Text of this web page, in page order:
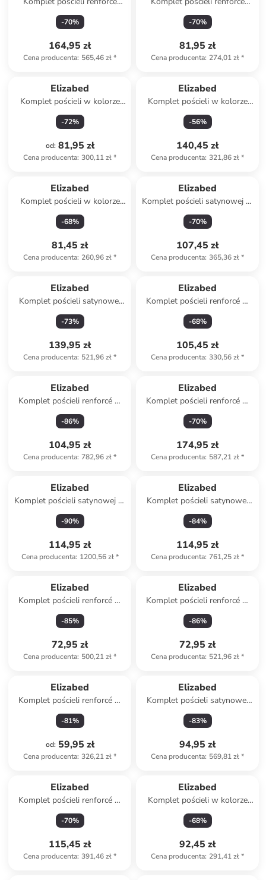
"Casual" w kolorze zielonym
-70%
164,95 zł
Cena producenta: 565,46 zł*
"Lendell" w kolorze białym
-70%
81,95 zł
Cena producenta: 274,01 zł*
Elizabed
Komplet pościeli w kolorze
szarym
-72%
od: 81,95 zł
Cena producenta: 300,11 zł*
Elizabed
Komplet pościeli w kolorze
szaro-białym
-56%
140,45 zł
Cena producenta: 321,86 zł*
Elizabed
Komplet pościeli w kolorze
biało-czerwonym
-68%
81,45 zł
Cena producenta: 260,96 zł*
Elizabed
Komplet pościeli satynowej w
kolorze szaro-białym
-70%
107,45 zł
Cena producenta: 365,36 zł*
Elizabed
Komplet pościeli satynowej
"Lilyum" w kolorze czarnym
-73%
139,95 zł
Cena producenta: 521,96 zł*
Elizabed
Komplet pościeli renforcé w
kolorze beżowym
-68%
105,45 zł
Cena producenta: 330,56 zł*
Elizabed
Komplet pościeli renforcé w
kolorze szarym
-86%
104,95 zł
Cena producenta: 782,96 zł*
Elizabed
Komplet pościeli renforcé w
kolorze kremowym
-70%
174,95 zł
Cena producenta: 587,21 zł*
Elizabed
Komplet pościeli satynowej w
kolorze białym
-90%
114,95 zł
Cena producenta: 1200,56 zł*
Elizabed
Komplet pościeli satynowej
"Elegant" w kolorze czarnym
-84%
114,95 zł
Cena producenta: 761,25 zł*
Elizabed
Komplet pościeli renforcé w
kolorze niebiesko-białym
-85%
72,95 zł
Cena producenta: 500,21 zł*
Elizabed
Komplet pościeli renforcé w
kolorze jasnoszarym
-86%
72,95 zł
Cena producenta: 521,96 zł*
Elizabed
Komplet pościeli renforcé w
kolorze żółtym
-81%
od: 59,95 zł
Cena producenta: 326,21 zł*
Elizabed
Komplet pościeli satynowej
"Lilyum" w kolorze
antracytowym
-83%
94,95 zł
Cena producenta: 569,81 zł*
Elizabed
Komplet pościeli renforcé w
kolorze biało-fioletowym
-70%
115,45 zł
Cena producenta: 391,46 zł*
Elizabed
Komplet pościeli w kolorze
biało-czarnym
-68%
92,45 zł
Cena producenta: 291,41 zł*